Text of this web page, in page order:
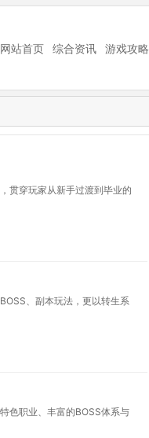
网站首页 综合资讯 游戏攻略
贯穿玩家从新手过渡到毕业的
、副本玩法，更以转生系
色职业、丰富的BOSS体系与